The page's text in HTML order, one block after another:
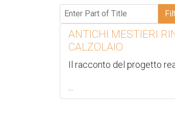
Enter Part of Title
ANTICHI MESTIERI
CALZOLAIO
Il racconto del progetto